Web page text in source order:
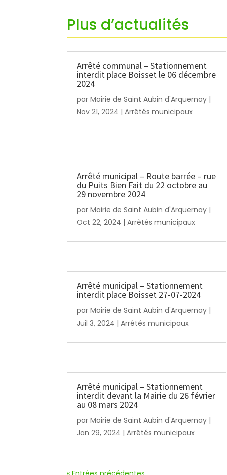
Plus d’actualités
Arrêté communal – Stationnement
interdit place Boisset le 06 décembre
2024
parMairie de Saint Aubin d'Arquernay |
Nov 21, 2024 |Arrêtés municipaux
Arrêté municipal – Route barrée – rue
du Puits Bien Fait du 22 octobre au
29 novembre 2024
parMairie de Saint Aubin d'Arquernay |
Oct 22, 2024 |Arrêtés municipaux
Arrêté municipal – Stationnement
interdit place Boisset 27-07-2024
parMairie de Saint Aubin d'Arquernay |
Juil 3, 2024 |Arrêtés municipaux
Arrêté municipal – Stationnement
interdit devant la Mairie du 26 février
au 08 mars 2024
parMairie de Saint Aubin d'Arquernay |
Jan 29, 2024 |Arrêtés municipaux